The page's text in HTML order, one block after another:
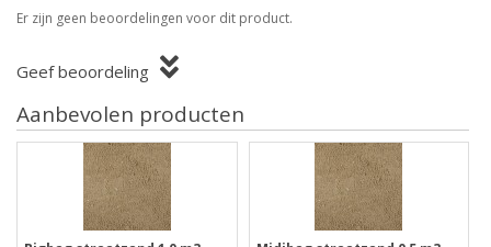
Er zijn geen beoordelingen voor dit product.
Geef beoordeling
Aanbevolen producten